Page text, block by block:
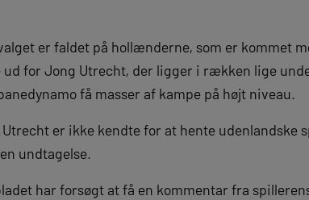
er faldet på hollænderne, som er kommet
ud for Jong Utrecht, der ligger i rækken lige
få masser af kampe på højt niveau.
er ikke kendte for at hente udenlandske
undtagelse.
har forsøgt at få en kommentar fra